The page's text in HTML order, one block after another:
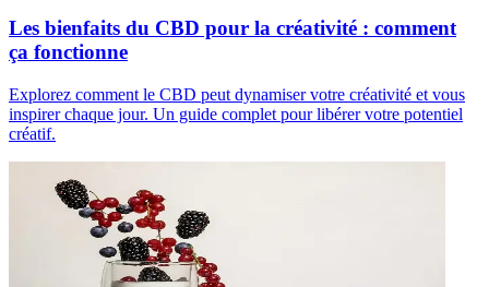
Les bienfaits du CBD pour la créativité : comment
ça fonctionne
Explorez comment le CBD peut dynamiser votre créativité et vous
inspirer chaque jour. Un guide complet pour libérer votre potentiel
créatif.